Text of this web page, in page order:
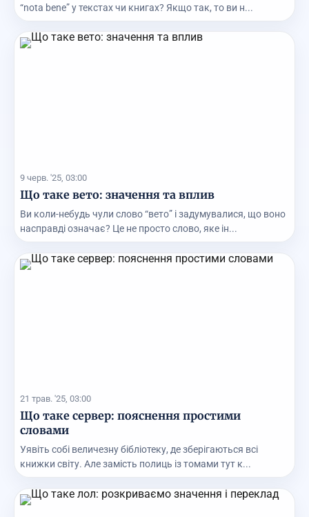
“nota bene” у текстах чи книгах? Якщо так, то ви н...
9 черв. '25, 03:00
Що таке вето: значення та вплив
Ви коли-небудь чули слово “вето” і задумувалися, що воно
насправді означає? Це не просто слово, яке ін...
21 трав. '25, 03:00
Що таке сервер: пояснення простими
словами
Уявіть собі величезну бібліотеку, де зберігаються всі
книжки світу. Але замість полиць із томами тут к...